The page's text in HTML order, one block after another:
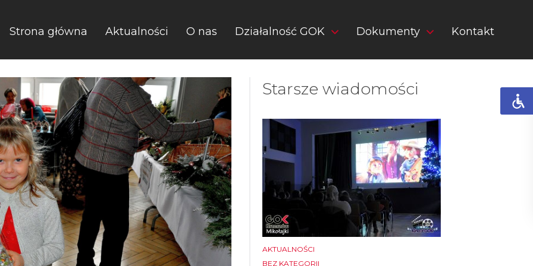
Strona główna Aktualności O nas Działalność GOK Dokumenty Kontakt
Starsze wiadomości
AKTUALNOŚCI
BEZ KATEGORII